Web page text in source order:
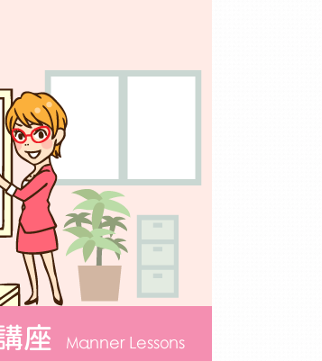
座 Manner Lessons